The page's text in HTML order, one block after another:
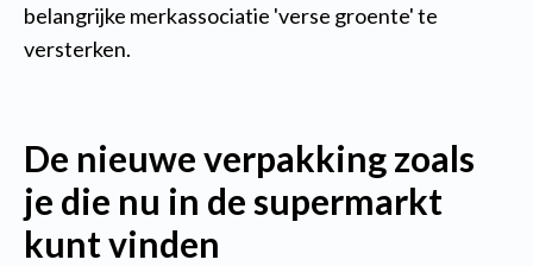
belangrijke merkassociatie 'verse groente' te
versterken.
De nieuwe verpakking zoals
je die nu in de supermarkt
kunt vinden